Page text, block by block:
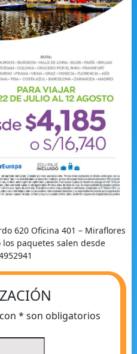
620 Oficina 401 – Miraflores
paquetes salen desde
* son obligatorios